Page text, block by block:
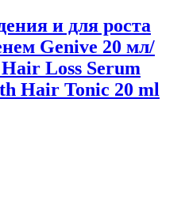
и для роста
Genive 20 мл/
Loss Serum
Hair Tonic 20 ml